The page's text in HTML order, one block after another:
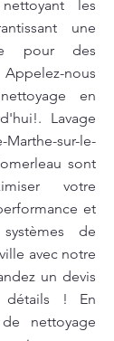
les
une
pour des
nous
en
Lavage
sur-le-
sont
votre
et
de
avec notre
un devis
! En
nettoyage